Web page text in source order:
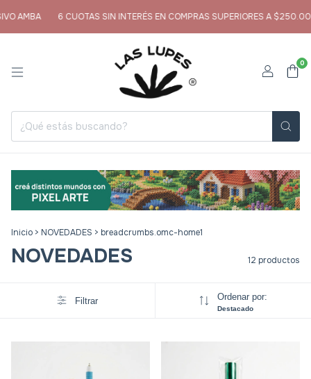
6 CUOTAS SIN INTERÉS EN COMPRAS SUPERIORES A $250.000
0
Inicio > NOVEDADES > breadcrumbs.omc-home1
NOVEDADES 12 productos
Filtrar Ordenar por:
Destacado